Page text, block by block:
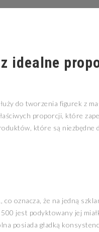
idealne
do tworzenia figurek z
proporcji, które
które są niezbędne
oznacza, że na jedną
jest podyktowany jej
posiada gładką